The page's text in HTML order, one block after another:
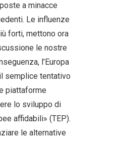
a minacce
Le influenze
forti, mettono ora
le nostre
l’Europa
semplice tentativo
piattaforme
lo sviluppo di
affidabili» (TEP).
le alternative